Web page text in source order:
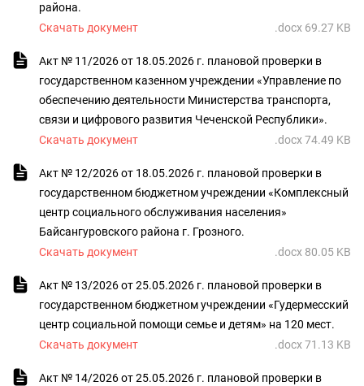
района.
Скачать документ
.docx 69.27 KB
Акт № 11/2026 от 18.05.2026 г. плановой проверки в
государственном казенном учреждении «Управление по
обеспечению деятельности Министерства транспорта,
связи и цифрового развития Чеченской Республики».
Скачать документ
.docx 74.49 KB
Акт № 12/2026 от 18.05.2026 г. плановой проверки в
государственном бюджетном учреждении «Комплексный
центр социального обслуживания населения»
Байсангуровского района г. Грозного.
Скачать документ
.docx 80.05 KB
Акт № 13/2026 от 25.05.2026 г. плановой проверки в
государственном бюджетном учреждении «Гудермесский
центр социальной помощи семье и детям» на 120 мест.
Скачать документ
.docx 71.13 KB
Акт № 14/2026 от 25.05.2026 г. плановой проверки в